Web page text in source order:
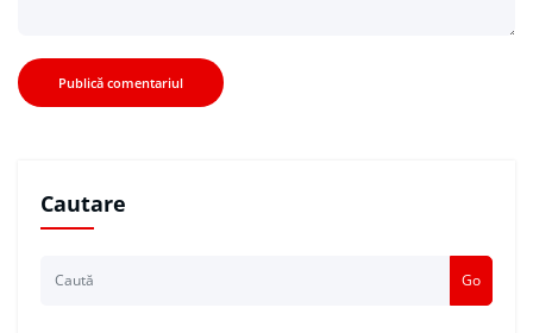
Cautare
Go